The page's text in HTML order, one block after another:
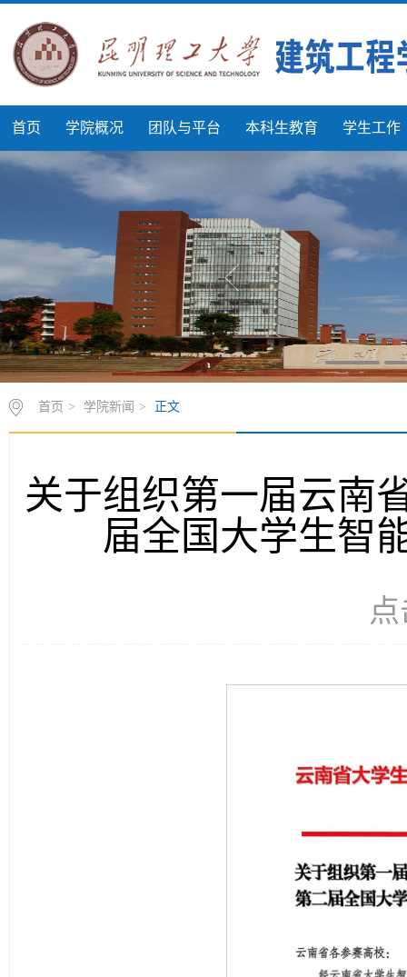
首页 学院概况 团队与平台 本科生教育 学生工作
首页 > 学院新闻 > 正文
关于组织第一届云南
届全国大学生智